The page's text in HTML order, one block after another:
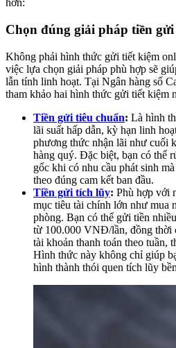
hơn:
Chọn đúng giải pháp tiền
Không phải hình thức gửi tiết kiệm
việc lựa chọn giải pháp phù hợp sẽ
lẫn tính linh hoạt. Tại Ngân hàng số
tham khảo hai hình thức gửi tiết kiệm
Tiền gửi tiêu chuẩn: Là hình
lãi suất hấp dẫn, kỳ hạn linh
phương thức nhận lãi như cuối
hàng quý. Đặc biệt, bạn có thể
gốc khi có nhu cầu phát sinh
theo đúng cam kết ban đầu.
Tiền gửi tích lũy: Phù hợp với
mục tiêu tài chính lớn như mua
phòng. Bạn có thể gửi tiền
từ 100.000 VNĐ/lần, đồng thời
tài khoản thanh toán theo tuần,
Hình thức này không chỉ giúp
hình thành thói quen tích lũy